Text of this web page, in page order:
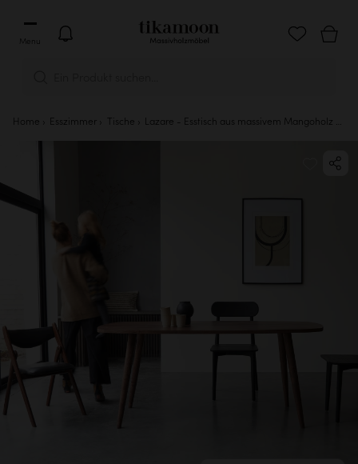
Menu
Home Esszimmer Tische Lazare - Esstisch aus massivem Mangoholz 6/8 Personen